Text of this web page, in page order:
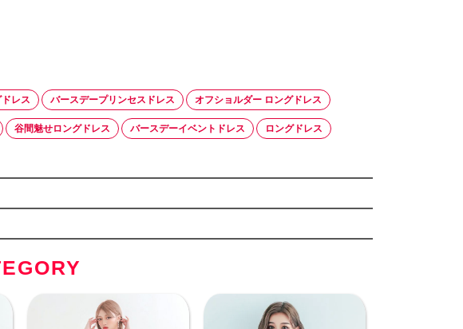
レス バースデープリンセスドレス オフショルダー ロングドレス
谷間魅せロングドレス バースデーイベントドレス ロングドレス